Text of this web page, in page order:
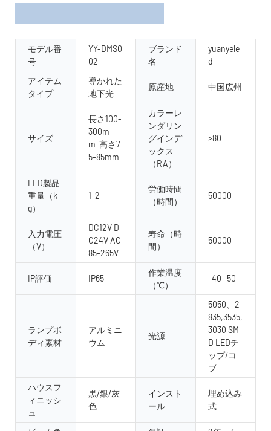
モデル番
号
YY-DMS0
02
ブランド
名
yuanyele
d
アイテム
タイプ
導かれた
地下光
原産地 中国広州
サイズ
長さ100-
300m
m 高さ7
5-85mm
カラーレ
ンダリン
グインデ
ックス
（RA）
≥80
LED製品
重量（k
g）
1-2
労働時間
（時間）
50000
入力電圧
（V）
DC12V D
C24V AC
85-265V
寿命（時
間）
50000
IP評価 IP65
作業温度
（℃）
-40- 50
ランプボ
ディ素材
アルミニ
ウム
光源
5050、2
835,3535,
3030 SM
D LEDチ
ップ/コ
ブ
ハウスフ
ィニッシ
ュ
黒/銀/灰
色
インスト
ール
埋め込み
式